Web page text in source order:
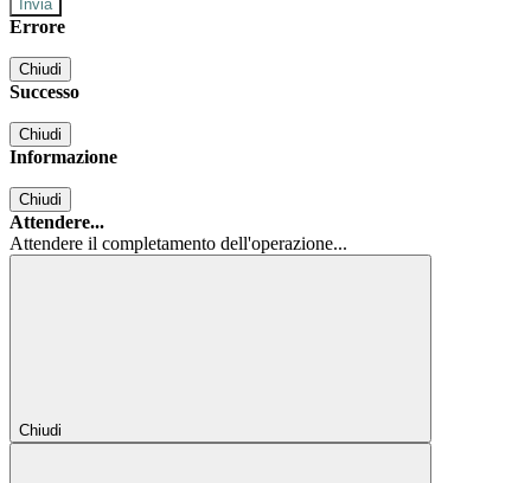
Errore
Chiudi
Successo
Chiudi
Informazione
Chiudi
Attendere...
Attendere il completamento dell'operazione...
Chiudi